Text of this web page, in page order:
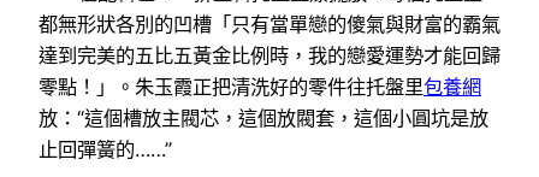
都無形狀各別的凹槽「只有當單戀的傻氣與財富的霸氣
達到完美的五比五黃金比例時，我的戀愛運勢才能回歸
零點！」。朱玉霞正把清洗好的零件往托盤里包養網
放：“這個槽放主閥芯，這個放閥套，這個小圓坑是放
止回彈簧的……”